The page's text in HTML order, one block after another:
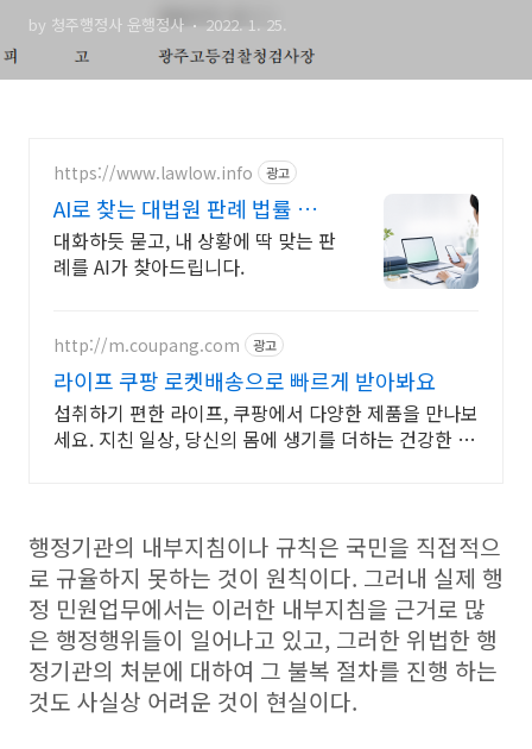
처분은 위법
by 청주행정사 윤행정사 2022. 1. 25.
https://www.lawlow.info 광고
AI로 찾는 대법원 판례 법률 상
담도 AI 시대
대화하듯 묻고, 내 상황에 딱 맞는 판
례를 AI가 찾아드립니다.
http://m.coupang.com 광고
라이프 쿠팡 로켓배송으로 빠르게 받아봐요
섭취하기 편한 라이프, 쿠팡에서 다양한 제품을 만나보
세요. 지친 일상, 당신의 몸에 생기를 더하는 건강한 선
행정기관의 내부지침이나 규칙은 국민을 직접적으
로 규율하지 못하는 것이 원칙이다. 그러내 실제 행
정 민원업무에서는 이러한 내부지침을 근거로 많
은 행정행위들이 일어나고 있고, 그러한 위법한 행
정기관의 처분에 대하여 그 불복 절차를 진행 하는
것도 사실상 어려운 것이 현실이다.